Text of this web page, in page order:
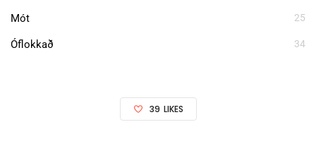
Mót 25
Óflokkað 34
39 LIKES